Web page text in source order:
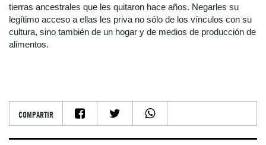
tierras ancestrales que les quitaron hace años. Negarles su
legítimo acceso a ellas les priva no sólo de los vínculos con su
cultura, sino también de un hogar y de medios de producción de
alimentos.
COMPARTIR